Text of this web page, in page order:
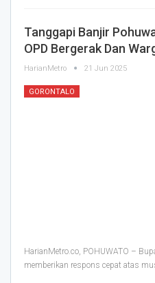
Tanggapi Banjir
OPD Bergerak Dan
HarianMetro 21 Jun 2025
GORONTALO
HarianMetro.co, POHUWATO –
memberikan respons cepat atas